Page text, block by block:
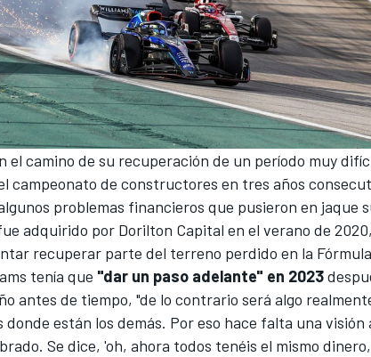
el camino de su recuperación de un período muy
campeonato de constructores en tres años
problemas financieros que pusieron en jaque
adquirido por Dorilton Capital en el verano de
recuperar parte del terreno perdido en la
tenía que "dar un paso adelante" en 2023
antes de tiempo, "de lo contrario será algo
donde están los demás. Por eso hace falta una visión
Se dice, 'oh, ahora todos tenéis el mismo